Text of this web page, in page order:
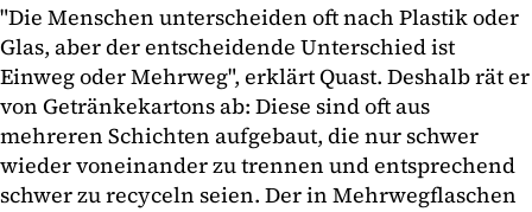
"Die Menschen unterscheiden oft nach Plastik oder
Glas, aber der entscheidende Unterschied ist
Einweg oder Mehrweg", erklärt Quast. Deshalb rät er
von Getränkekartons ab: Diese sind oft aus
mehreren Schichten aufgebaut, die nur schwer
wieder voneinander zu trennen und entsprechend
schwer zu recyceln seien. Der in Mehrwegflaschen